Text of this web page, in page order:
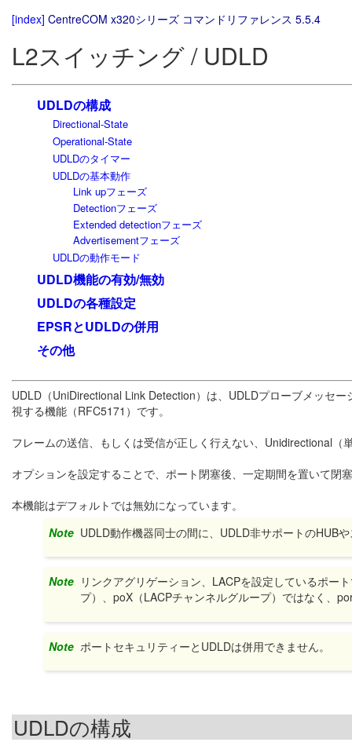
[index] CentreCOM x320シリーズ コマンドリファレンス 5.5.4
L2スイッチング / UDLD
UDLDの構成
Directional-State
Operational-State
UDLDのタイマー
UDLDの基本動作
Link upフェーズ
Detectionフェーズ
Extended detectionフェーズ
Advertisementフェーズ
UDLDの動作モード
UDLD機能の有効/無効
UDLDの各種設定
EPSRとUDLDの併用
その他
UDLD（UniDirectional Link Detection）は、UDLDプローブメッセ
視する機能（RFC5171）です。
フレームの送信、もしくは受信が正しく行えない、Unidirectional
オプションを設定することで、ポート閉塞後、一定期間を置いて閉
本機能はデフォルトでは無効になっています。
Note UDLD動作機器同士の間に、UDLD非サポートのHUB
Note リンクアグリゲーション、LACPを設定しているポー
プ）、poX（LACPチャンネルグループ）ではなく、
Note ポートセキュリティーとUDLDは併用できません。
UDLDの構成